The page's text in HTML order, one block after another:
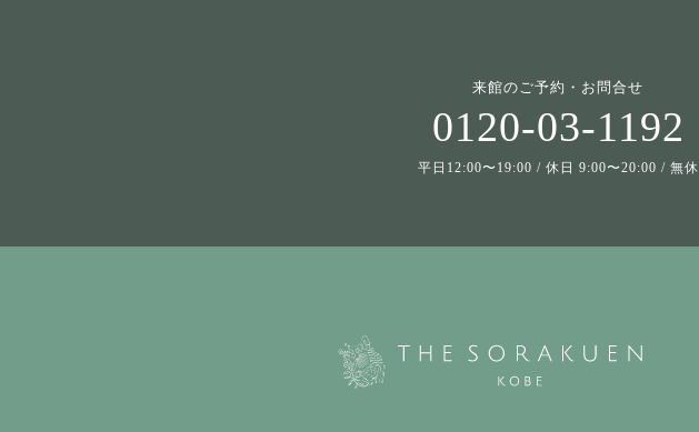
来館のご予約・お問合せ
0120-03-1192
平日12:00〜19:00 / 休日 9:00〜20:00 / 無休